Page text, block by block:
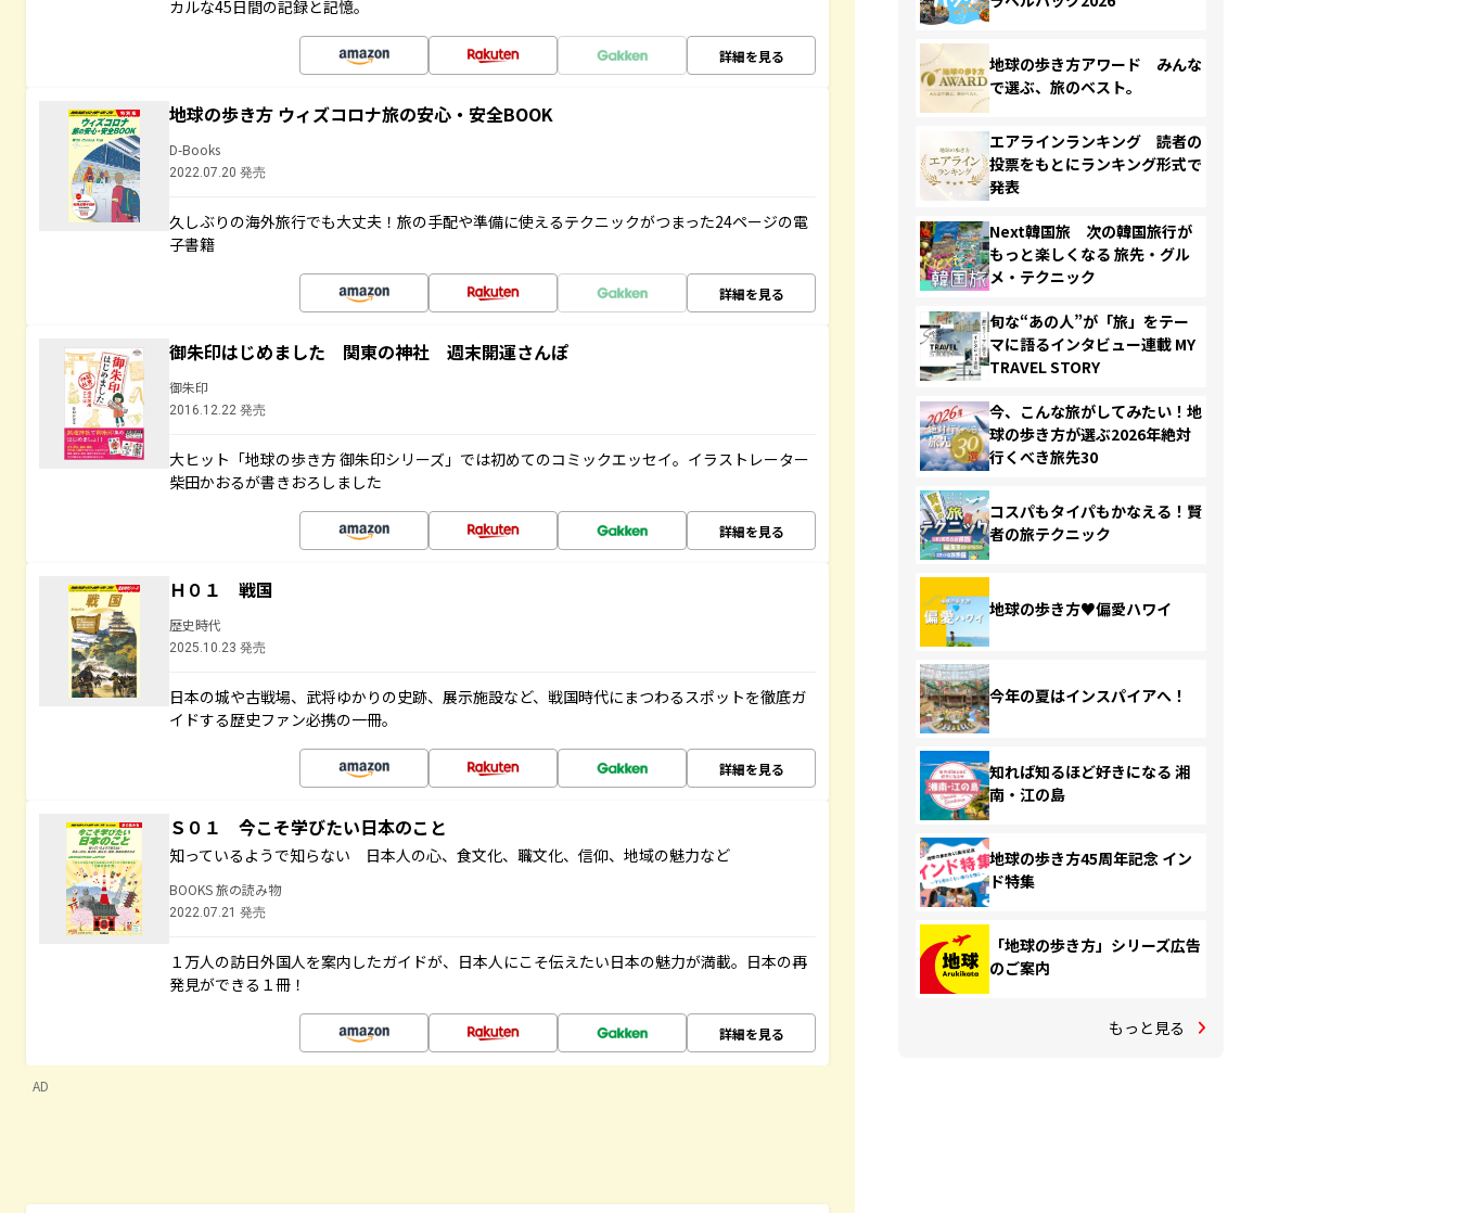
カルな45日間の記録と記憶。
詳細を見る
地球の歩き方 ウィズコロナ旅の安心・安全BOOK
D-Books
2022.07.20 発売
久しぶりの海外旅行でも大丈夫！旅の手配や準備に使えるテクニックがつまった24ページの電
子書籍
詳細を見る
御朱印はじめました 関東の神社 週末開運さんぽ
御朱印
2016.12.22 発売
大ヒット「地球の歩き方 御朱印シリーズ」では初めてのコミックエッセイ。イラストレーター
柴田かおるが書きおろしました
詳細を見る
Ｈ０１ 戦国
歴史時代
2025.10.23 発売
日本の城や古戦場、武将ゆかりの史跡、展示施設など、戦国時代にまつわるスポットを徹底ガ
イドする歴史ファン必携の一冊。
詳細を見る
Ｓ０１ 今こそ学びたい日本のこと
知っているようで知らない 日本人の心、食文化、職文化、信仰、地域の魅力など
BOOKS 旅の読み物
2022.07.21 発売
１万人の訪日外国人を案内したガイドが、日本人にこそ伝えたい日本の魅力が満載。日本の再
発見ができる１冊！
詳細を見る
AD
地球の歩き方アワード みんな
で選ぶ、旅のベスト。
エアラインランキング 読者の
投票をもとにランキング形式で
発表
Next韓国旅 次の韓国旅行が
もっと楽しくなる 旅先・グル
メ・テクニック
旬な“あの人”が「旅」をテー
マに語るインタビュー連載 MY
TRAVEL STORY
今、こんな旅がしてみたい！地
球の歩き方が選ぶ2026年絶対
行くべき旅先30
コスパもタイパもかなえる！賢
者の旅テクニック
地球の歩き方♥偏愛ハワイ
今年の夏はインスパイアへ！
知れば知るほど好きになる 湘
南・江の島
地球の歩き方45周年記念 イン
ド特集
「地球の歩き方」シリーズ広告
のご案内
もっと見る